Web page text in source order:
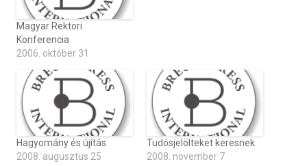
Magyar Rektori
Konferencia
2006. október 31
Hagyomány és újítás
2008. augusztus 25
Tudósjelölteket keresnek
2008. november 7